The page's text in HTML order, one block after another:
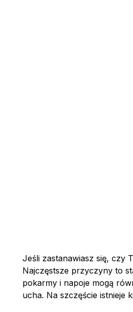
Jeśli zastanawiasz się, czy
Najczęstsze przyczyny to
pokarmy i napoje mogą
ucha. Na szczęście istnieje